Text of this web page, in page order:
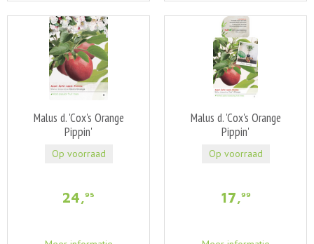
Malus d. 'Cox's Orange
Pippin'
24,95
Op voorraad
Malus d. 'Cox's Orange
Pippin'
17,99
Op voorraad